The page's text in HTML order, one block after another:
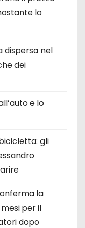
lo
dispersa nel
dei
e lo
gli
la
per il
dopo